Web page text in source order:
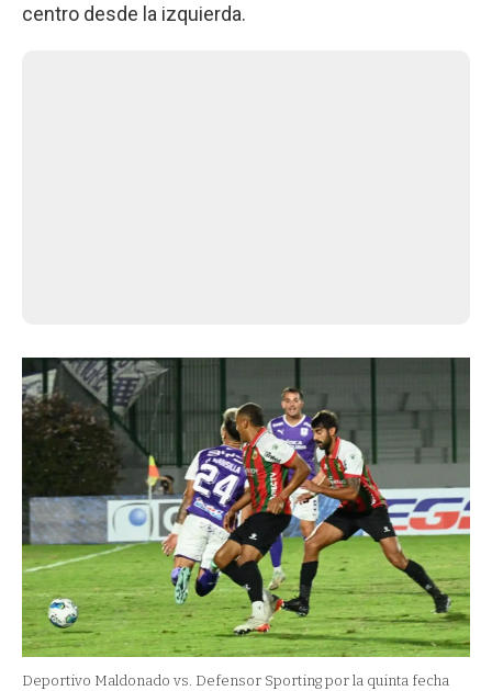
centro desde la izquierda.
Deportivo Maldonado vs. Defensor Sporting por la quinta fecha